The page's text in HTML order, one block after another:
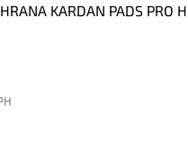
KARDAN PADS PRO